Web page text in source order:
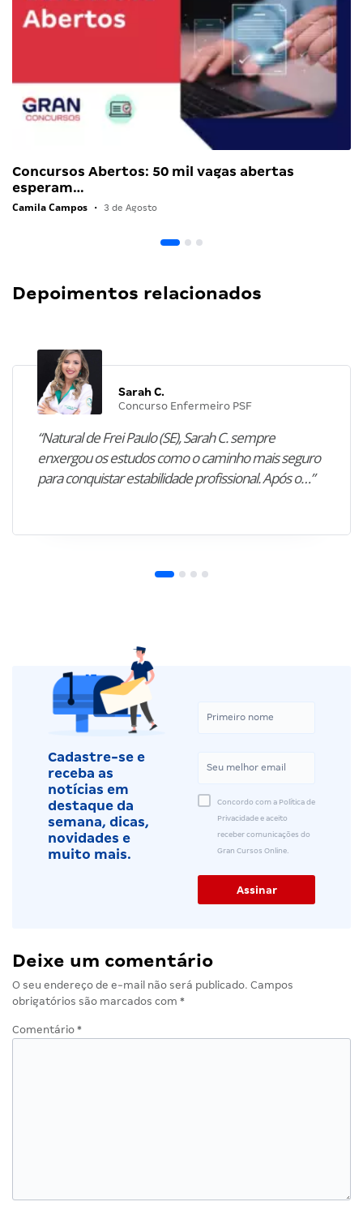
Concursos Abertos: 50 mil vagas abertas
esperam…
Camila Campos • 3 de Agosto
Depoimentos relacionados
Sarah C.
Concurso Enfermeiro PSF
“Natural de Frei Paulo (SE), Sarah C. sempre
enxergou os estudos como o caminho mais seguro
para conquistar estabilidade profissional. Após o…”
Cadastre-se e
receba as
notícias em
destaque da
semana, dicas,
novidades e
muito mais.
Concordo com a Política de
Privacidade e aceito
receber comunicações do
Gran Cursos Online.
Deixe um comentário
O seu endereço de e-mail não será publicado. Campos
obrigatórios são marcados com *
Comentário *